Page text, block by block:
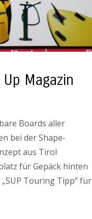
Magazin
Boards aller
bei der Shape-
aus Tirol
für Gepäck hinten
Touring Tipp“ für